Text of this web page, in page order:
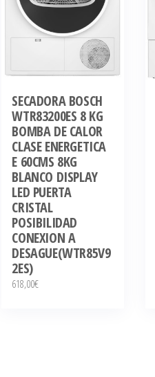
SECADORA BOSCH
WTR83200ES 8 KG
BOMBA DE CALOR
CLASE ENERGETICA
E 60CMS 8KG
BLANCO DISPLAY
LED PUERTA
CRISTAL
POSIBILIDAD
CONEXION A
DESAGUE(WTR85V9
2ES)
618,00€